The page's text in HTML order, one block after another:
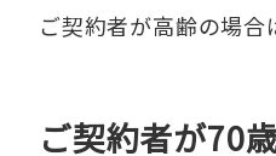
ご契約者が高齢の場合
ご契約者が70